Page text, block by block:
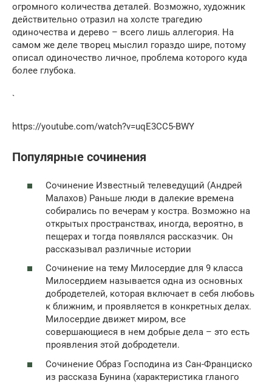
огромного количества деталей. Возможно, художник
действительно отразил на холсте трагедию
одиночества и дерево – всего лишь аллегория. На
самом же деле творец мыслил гораздо шире, потому
описал одиночество личное, проблема которого куда
более глубока.
`
https://youtube.com/watch?v=uqE3CC5-BWY
Популярные сочинения
Сочинение Известный телеведущий (Андрей
Малахов) Раньше люди в далекие времена
собирались по вечерам у костра. Возможно на
открытых пространствах, иногда, вероятно, в
пещерах и тогда появлялся рассказчик. Он
рассказывал различные истории
Сочинение на тему Милосердие для 9 класса
Милосердием называется одна из основных
добродетелей, которая включает в себя любовь
к ближним, и проявляется в конкретных делах.
Милосердие движет миром, все
совершающиеся в нем добрые дела – это есть
проявления этой добродетели.
Сочинение Образ Господина из Сан-Франциско
из рассказа Бунина (характеристика гланого